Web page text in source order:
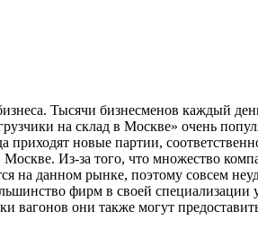
Тысячи бизнесменов каждый
на склад в Москве» очень
новые партии,
Из-за того, что множество
на данном рынке, поэтому совсем
фирм в своей
вагонов они также могут